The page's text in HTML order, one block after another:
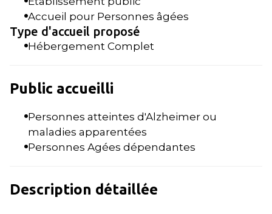
Accueil pour Personnes âgées
Type d'accueil proposé
Hébergement Complet
Public accueilli
Personnes atteintes d'Alzheimer ou
maladies apparentées
Personnes Agées dépendantes
Description détaillée